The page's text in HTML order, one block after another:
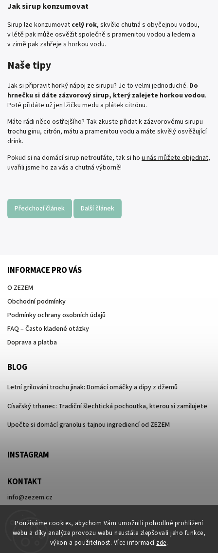
Používáme cookies, abychom Vám umožnili pohodlné prohlížení
webu a díky analýze provozu webu neustále zlepšovali jeho funkce,
výkon a použitelnost. Více informací zde.
Jak sirup konzumovat
Sirup lze konzumovat celý rok, skvěle chutná s obyčejnou vodou,
v létě pak může osvěžit společně s pramenitou vodou a ledem a
v zimě pak zahřeje s horkou vodu.
Naše tipy
Jak si připravit horký nápoj ze sirupu? Je to velmi jednoduché. Do
hrnečku si dáte zázvorový sirup, který zalejete horkou vodou.
Poté přidáte už jen lžičku medu a plátek citrónu.
Máte rádi něco ostřejšího? Tak zkuste přidat k zázvorovému sirupu
trochu ginu, citrón, mátu a pramenitou vodu a máte skvělý osvěžující
drink.
Pokud si na domácí sirup netroufáte, tak si ho u nás můžete objednat,
uvařili jsme ho za vás a chutná výborně!
Předchozí článek Další článek
INFORMACE PRO VÁS
O ZEZEM
Obchodní podmínky
Podmínky ochrany osobních údajů
FAQ – Často kladené otázky
Doprava a platba
BLOG
Letní grilování trochu jinak: Domácí omáčky a dipy z džemů
Císařský trhanec: Tradiční šlechtická pochoutka, kterou si zamilujete
Upečte si domácí granolu s tajnou ingrediencí od ZEZEM
INSTAGRAM
KONTAKT
info@zezem.cz